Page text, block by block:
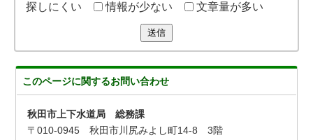
探しにくい
情報が少ない 文章量が多い
送信
このページに関するお問い合わせ
秋田市上下水道局 総務課
〒010-0945 秋田市川尻みよし町14-8 3階